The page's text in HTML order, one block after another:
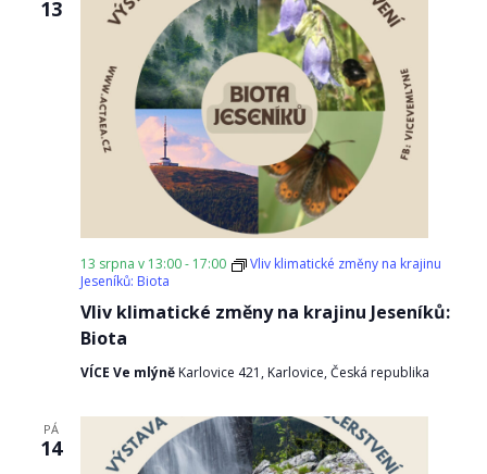
13
Vliv klimatické změny na krajinu Jeseníků:
Biota
13 srpna v 13:00- 17:00
Vliv klimatické změny na krajinu
Jeseníků: Biota
VÍCE Ve mlýně Karlovice 421, Karlovice, Česká republika
PÁ
14